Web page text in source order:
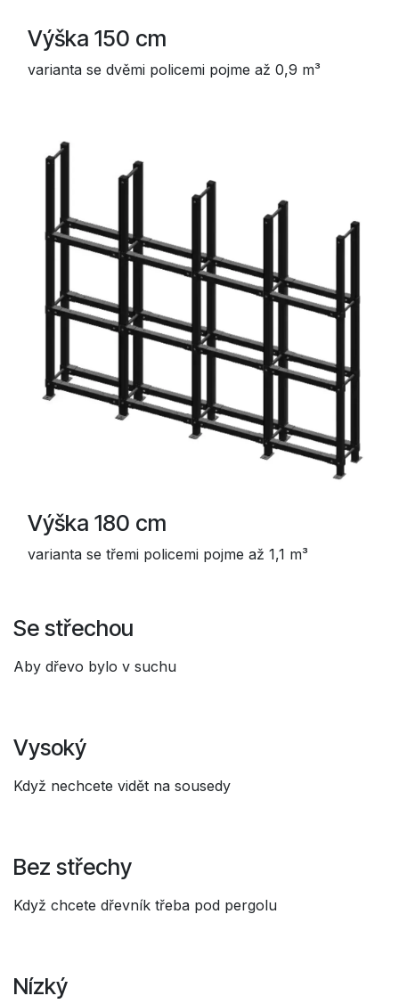
Výška 150 cm
varianta se dvěmi policemi pojme až 0,9 m³
Výška 180 cm
varianta se třemi policemi pojme až 1,1 m³
Se střechou
Aby dřevo bylo v suchu
Vysoký
Když nechcete vidět na sousedy
Bez střechy
Když chcete dřevník třeba pod pergolu
Nízký